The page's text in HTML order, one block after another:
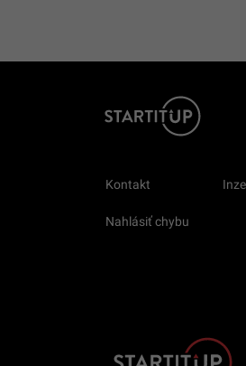
Kontakt
Nahlásiť chybu